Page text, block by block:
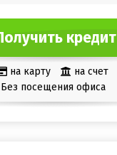
кредит
на карту
на счет
Без посещения офиса